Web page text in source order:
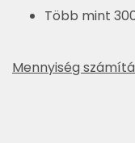
Több mint
Mennyiség